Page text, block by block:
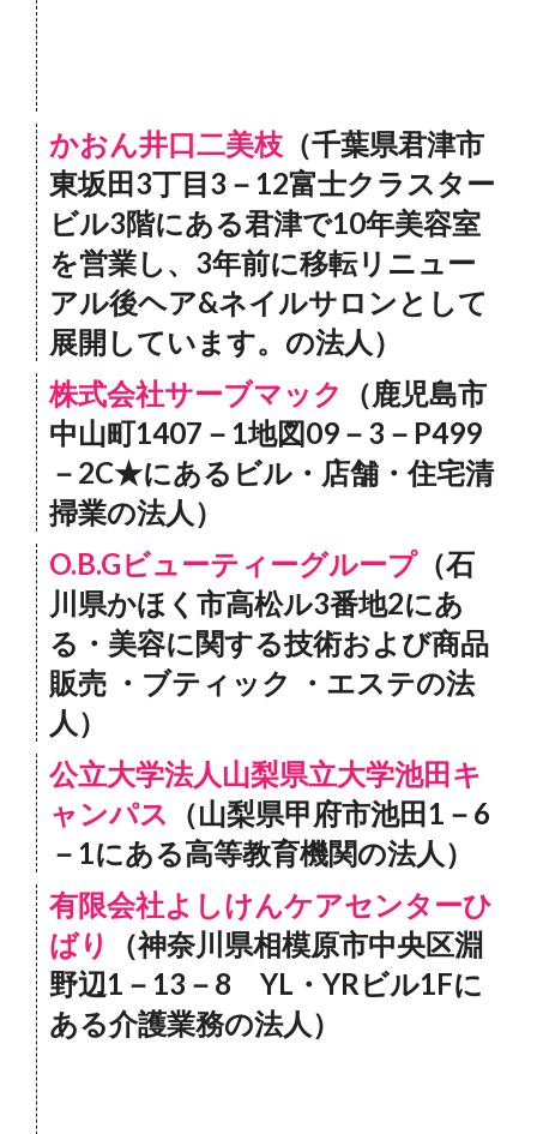
かおん井口二美枝 （千葉県君津市
東坂田3丁目3－12富士クラスター
ビル3階にある君津で10年美容室
を営業し、3年前に移転リニュー
アル後ヘア&ネイルサロンとして
展開しています。の法人）
株式会社サーブマック
（鹿児島市
中山町1407－1地図09－3－P499
－2C★にあるビル・店舗・住宅清
掃業の法人）
O.B.Gビューティーグループ（石
川県かほく市高松ル3番地2にあ
る・美容に関する技術および商品
販売 ・ブティック ・エステの法
人）
公立大学法人山梨県立大学池田キ
ャンパス
（山梨県甲府市池田1－6
－1にある高等教育機関の法人）
有限会社よしけんケアセンターひ
ばり
（神奈川県相模原市中央区淵
野辺1－13－8 YL・YRビル1Fに
ある介護業務の法人）